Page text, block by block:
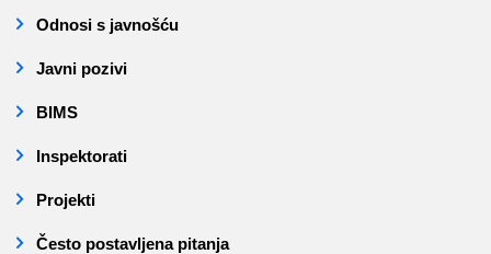
Odnosi s javnošću
Javni pozivi
BIMS
Inspektorati
Projekti
Često postavljena pitanja